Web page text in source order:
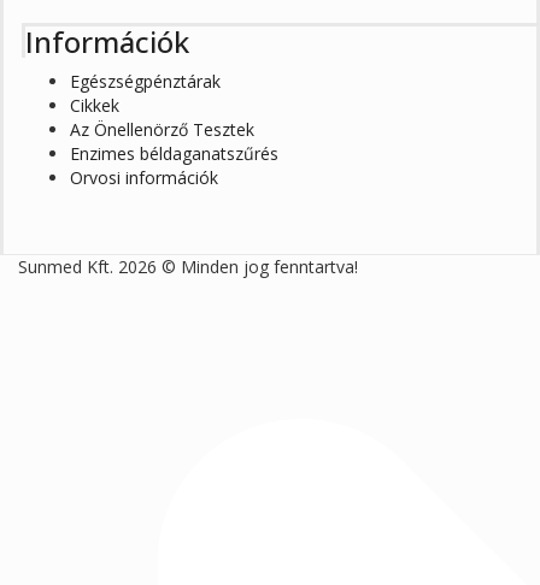
Információk
Egészségpénztárak
Cikkek
Az Önellenörző Tesztek
Enzimes béldaganatszűrés
Orvosi információk
Sunmed Kft. 2026 © Minden jog fenntartva!